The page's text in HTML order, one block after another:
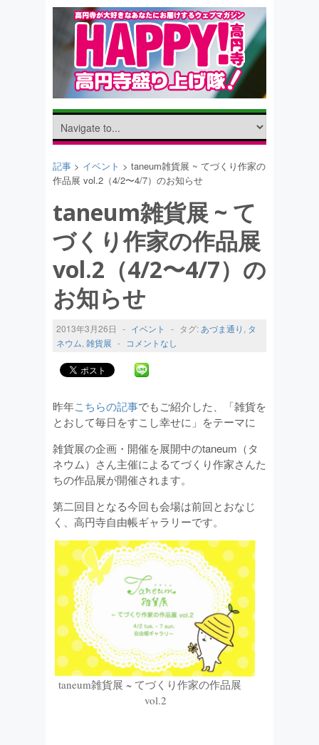
記事 > イベント > taneum雑貨展 ~ てづくり作家の
作品展 vol.2（4/2〜4/7）のお知らせ
taneum雑貨展 ~ て
づくり作家の作品展
vol.2（4/2〜4/7）の
お知らせ
2013年3月26日 - イベント - タグ: あづま通り , タ
ネウム, 雑貨展 - コメントなし
昨年こちらの記事でもご紹介した、「雑貨を
とおして毎日をすこし幸せに」をテーマに
雑貨展の企画・開催を展開中のtaneum（タ
ネウム）さん主催によるてづくり作家さんた
ちの作品展が開催されます。
第二回目となる今回も会場は前回とおなじ
く、高円寺自由帳ギャラリーです。
taneum雑貨展 ~ てづくり作家の作品展
vol.2